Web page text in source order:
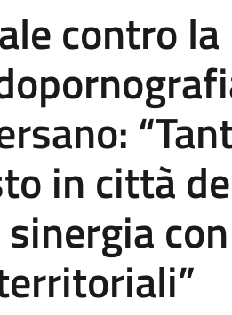
contro la
in città